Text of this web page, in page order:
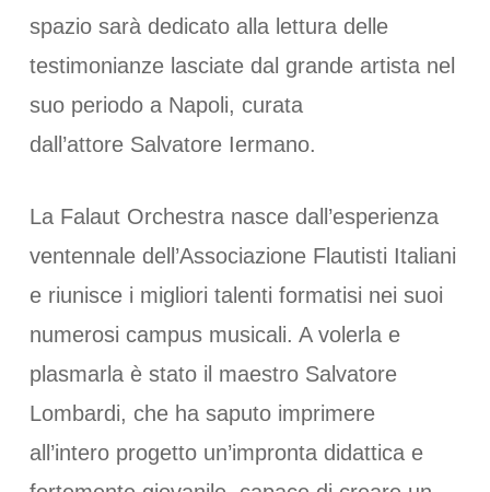
spazio sarà dedicato alla lettura delle
testimonianze lasciate dal grande artista nel
suo periodo a Napoli, curata
dall’attore Salvatore Iermano.
La Falaut Orchestra nasce dall’esperienza
ventennale dell’Associazione Flautisti Italiani
e riunisce i migliori talenti formatisi nei suoi
numerosi campus musicali. A volerla e
plasmarla è stato il maestro Salvatore
Lombardi, che ha saputo imprimere
all’intero progetto un’impronta didattica e